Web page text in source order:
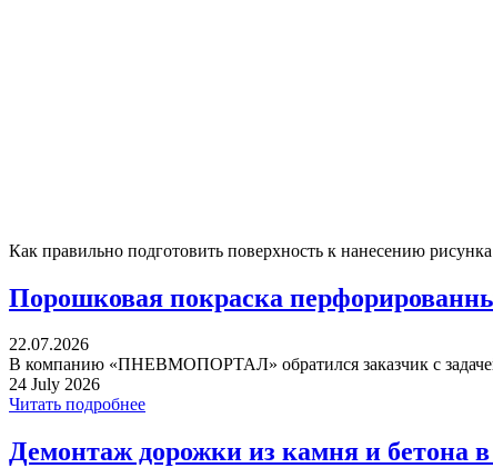
Как правильно подготовить поверхность к нанесению
Порошковая покраска
22.07.2026
В компанию «ПНЕВМОПОРТАЛ» обратился заказчик с
24 July 2026
Читать подробнее
Демонтаж дорожки из камня и бетона